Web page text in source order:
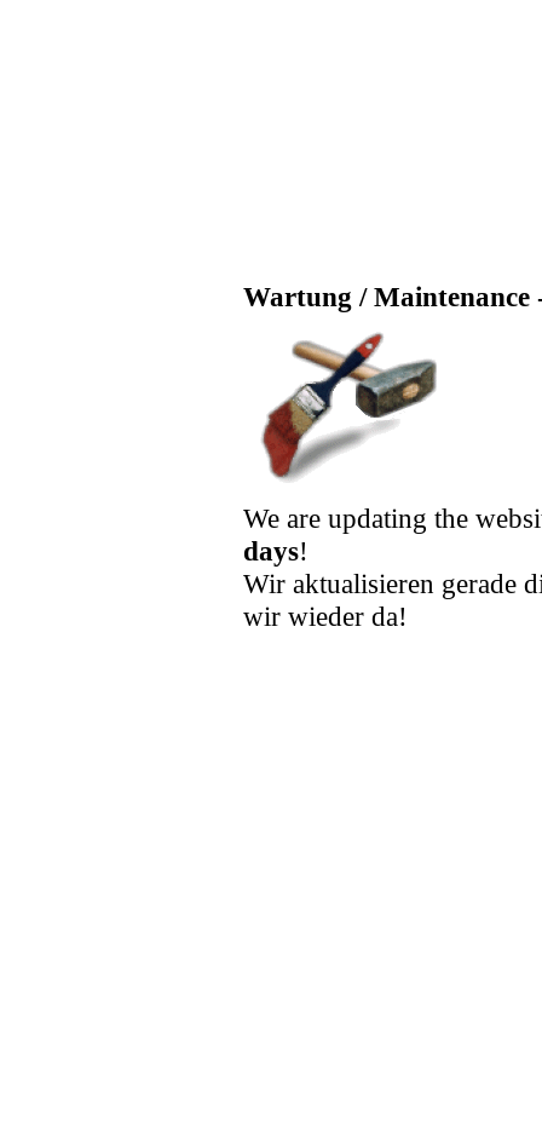
Wartung / Maintenance
We are updating the
days!
Wir aktualisieren gerade
wir wieder da!